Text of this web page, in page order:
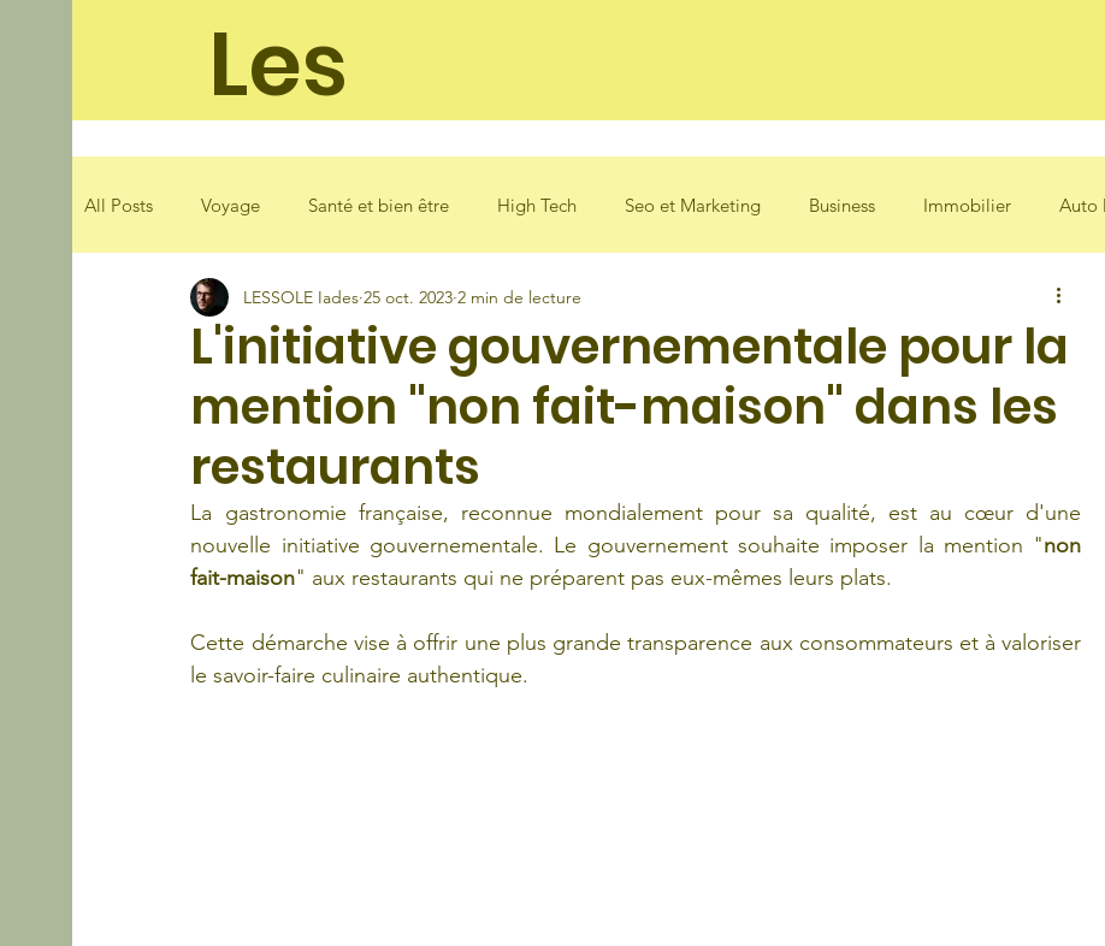
Les
soleilades
All Posts Voyage Santé et bien être High Tech Seo et Marketing Business Immobilier Auto
Loisirs Cuisine
L'initiative gouvernementale pour la
mention "non fait-maison" dans les
restaurants
LESSOLE Iades 25 oct. 2023 2 min de lecture
La gastronomie française, reconnue mondialement pour sa qualité, est au cœur d'une
nouvelle initiative gouvernementale. Le gouvernement souhaite imposer la mention "non
fait-maison" aux restaurants qui ne préparent pas eux-mêmes leurs plats.
Cette démarche vise à offrir une plus grande transparence aux consommateurs et à valoriser
le savoir-faire culinaire authentique.